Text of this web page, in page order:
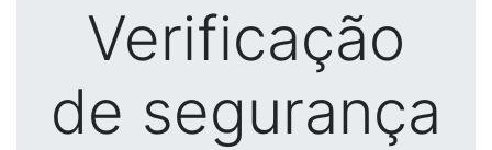
Verificação
de segurança